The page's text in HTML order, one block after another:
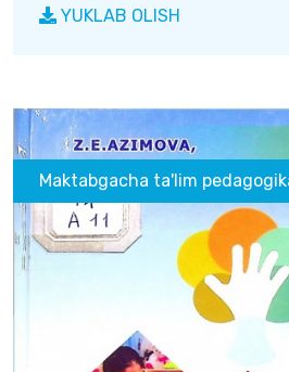
YUKLAB OLISH
Maktabgacha ta'lim